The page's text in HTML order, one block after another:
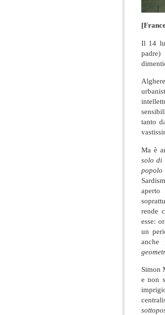
Il 14
tanto
Ma è
solo di
popolo
aperto
rende
esse:
un
Simon
e non